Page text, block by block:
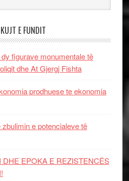
E FUNDIT
figurave monumentale të
dhe At Gjergj Fishta
prodhuese te ekonomia
e potencialeve të
DHE EPOKA E REZISTENCЁS